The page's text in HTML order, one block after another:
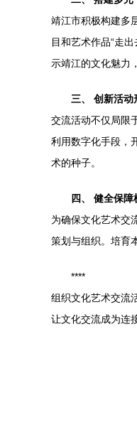
靖江市积极构建多
目和艺术作品“走
示靖江的文化魅力
三、 创新活动
交流活动不仅局限
利用数字化手段，
术的种子。
四、 健全保
为确保文化艺术交
策划与组织。培育
****
组织文化艺术交流
让文化交流成为连